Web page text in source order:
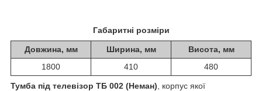
Габаритні розміри
Довжина, мм Ширина, мм
Висота, мм
1800
410 480
Тумба під телевізор ТБ 002 (Неман) , корпус якої